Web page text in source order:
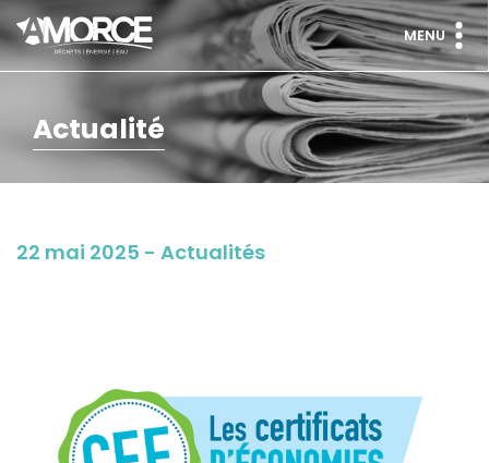
MENU
Actualité
22 mai 2025 - Actualités